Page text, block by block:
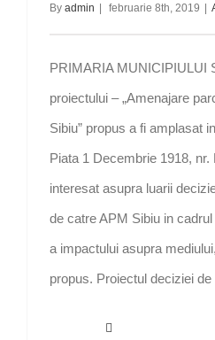
By admin | februarie 8th, 2019 |
PRIMARIA MUNICIPIULUI
proiectului – „Amenajare
Sibiu” propus a fi amplasat
Piata 1 Decembrie 1918, nr.
interesat asupra luarii
de catre APM Sibiu in
a impactului asupra
propus. Proiectul deciziei